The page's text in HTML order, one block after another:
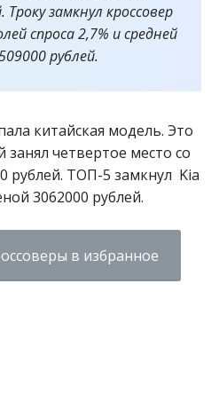
Троку замкнул кроссовер
спроса 2,7% и средней
рублей.
китайская модель. Это
четвертое место со
рублей. ТОП-5 замкнул Kia
3062000 рублей.
в избранное